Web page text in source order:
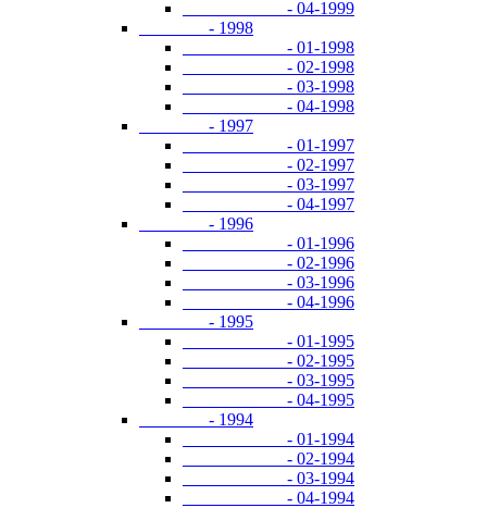
- 04-1999
- 1998
- 01-1998
- 02-1998
- 03-1998
- 04-1998
- 1997
- 01-1997
- 02-1997
- 03-1997
- 04-1997
- 1996
- 01-1996
- 02-1996
- 03-1996
- 04-1996
- 1995
- 01-1995
- 02-1995
- 03-1995
- 04-1995
- 1994
- 01-1994
- 02-1994
- 03-1994
- 04-1994